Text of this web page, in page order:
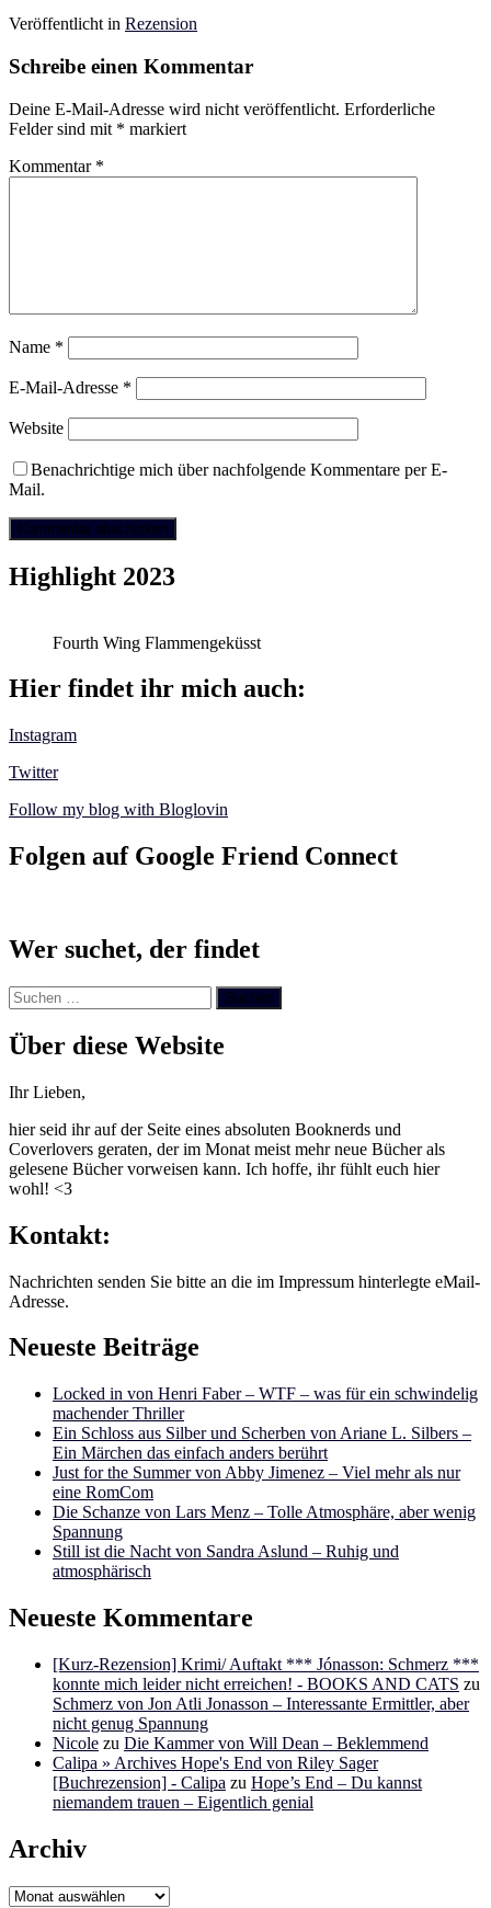
Veröffentlicht in Rezension
Schreibe einen Kommentar
Deine E-Mail-Adresse wird nicht veröffentlicht. Erforderliche
Felder sind mit * markiert
Kommentar *
Name *
E-Mail-Adresse *
Website
Benachrichtige mich über nachfolgende Kommentare per E-
Mail.
Highlight 2023
Fourth Wing Flammengeküsst
Hier findet ihr mich auch:
Instagram
Twitter
Follow my blog with Bloglovin
Folgen auf Google Friend Connect
Wer suchet, der findet
Suchen
nach:
Über diese Website
Ihr Lieben,
hier seid ihr auf der Seite eines absoluten Booknerds und
Coverlovers geraten, der im Monat meist mehr neue Bücher als
gelesene Bücher vorweisen kann. Ich hoffe, ihr fühlt euch hier
wohl! <3
Kontakt:
Nachrichten senden Sie bitte an die im Impressum hinterlegte eMail-
Adresse.
Neueste Beiträge
Locked in von Henri Faber – WTF – was für ein schwindelig
machender Thriller
Ein Schloss aus Silber und Scherben von Ariane L. Silbers –
Ein Märchen das einfach anders berührt
Just for the Summer von Abby Jimenez – Viel mehr als nur
eine RomCom
Die Schanze von Lars Menz – Tolle Atmosphäre, aber wenig
Spannung
Still ist die Nacht von Sandra Aslund – Ruhig und
atmosphärisch
Neueste Kommentare
[Kurz-Rezension] Krimi/ Auftakt *** Jónasson: Schmerz ***
konnte mich leider nicht erreichen! - BOOKS AND CATS zu
Schmerz von Jon Atli Jonasson – Interessante Ermittler, aber
nicht genug Spannung
Nicole zu Die Kammer von Will Dean – Beklemmend
Calipa » Archives Hope's End von Riley Sager
[Buchrezension] - Calipa zu Hope’s End – Du kannst
niemandem trauen – Eigentlich genial
Archiv
Archiv